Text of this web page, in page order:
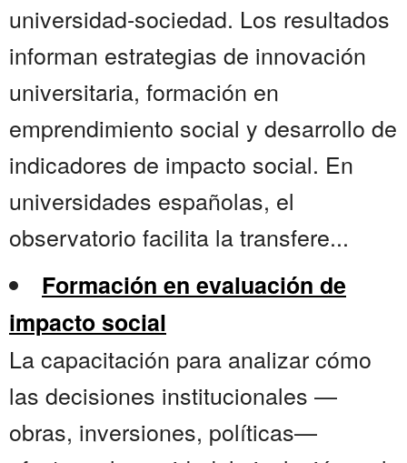
universidad-sociedad. Los resultados
informan estrategias de innovación
universitaria, formación en
emprendimiento social y desarrollo de
indicadores de impacto social. En
universidades españolas, el
observatorio facilita la transfere...
Formación en evaluación de
impacto social
La capacitación para analizar cómo
las decisiones institucionales —
obras, inversiones, políticas—